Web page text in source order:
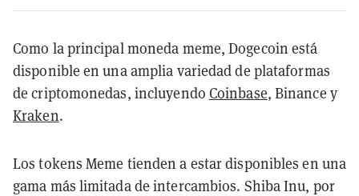
Como la principal moneda meme, Dogecoin está
disponible en una amplia variedad de plataformas
de criptomonedas, incluyendo Coinbase, Binance y
Kraken.
Los tokens Meme tienden a estar disponibles en una
gama más limitada de intercambios. Shiba Inu, por